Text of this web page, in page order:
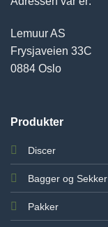
Lemuur AS
Frysjaveien 33C
0884 Oslo
Produkter
Discer
Bagger og Sekker
Pakker